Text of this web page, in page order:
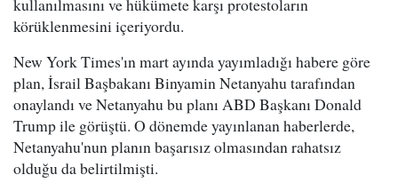
körüklenmesini içeriyordu.
New York Times'ın mart ayında yayımladığı habere göre
plan, İsrail Başbakanı Binyamin Netanyahu tarafından
onaylandı ve Netanyahu bu planı ABD Başkanı Donald
Trump ile görüştü. O dönemde yayınlanan haberlerde,
Netanyahu'nun planın başarısız olmasından rahatsız
olduğu da belirtilmişti.